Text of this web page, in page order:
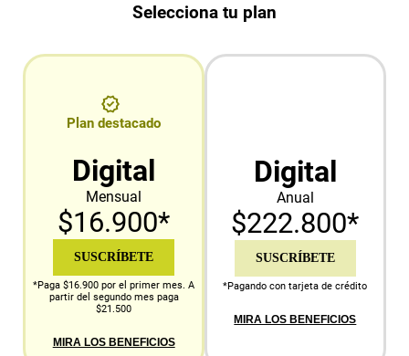
Selecciona tu plan
Plan destacado
Digital
Mensual
$16.900*
SUSCRÍBETE
*Paga $16.900 por el primer mes. A
partir del segundo mes paga
$21.500
MIRA LOS BENEFICIOS
Digital
Anual
$222.800*
SUSCRÍBETE
*Pagando con tarjeta de crédito
MIRA LOS BENEFICIOS